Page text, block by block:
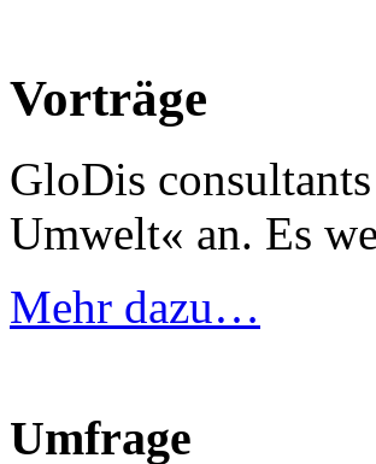
Vorträge
GloDis
Umwelt« an. Es
Mehr dazu…
Umfrage